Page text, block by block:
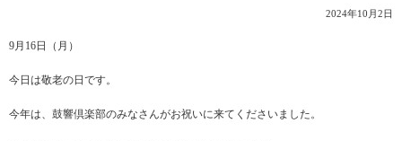
2024年10月2日
9月16日（月）
今日は敬老の日です。
今年は、鼓響倶楽部のみなさんがお祝いに来てくださいました。